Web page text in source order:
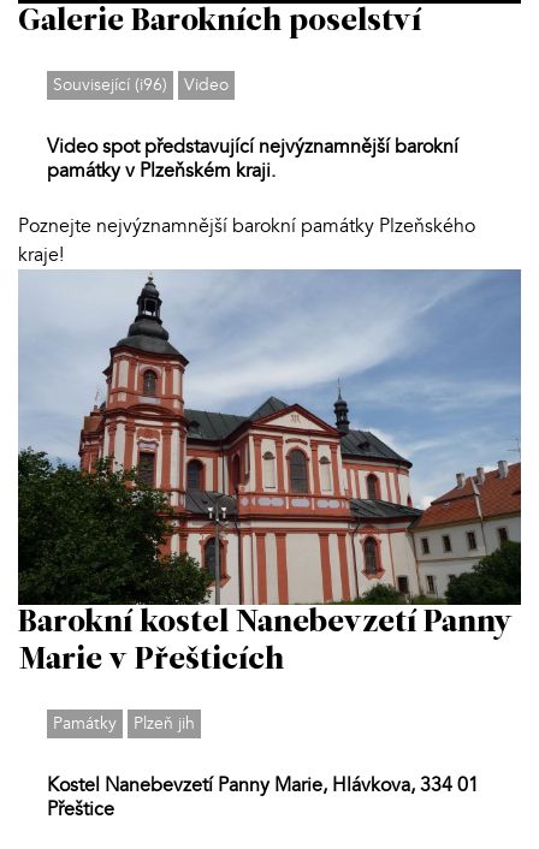
Galerie Barokních poselství
Související (i96) Video
Video spot představující nejvýznamnější barokní
památky v Plzeňském kraji.
Poznejte nejvýznamnější barokní památky Plzeňského
kraje!
Barokní kostel Nanebevzetí Panny
Marie v Přešticích
Památky Plzeň jih
Kostel Nanebevzetí Panny Marie, Hlávkova, 334 01
Přeštice